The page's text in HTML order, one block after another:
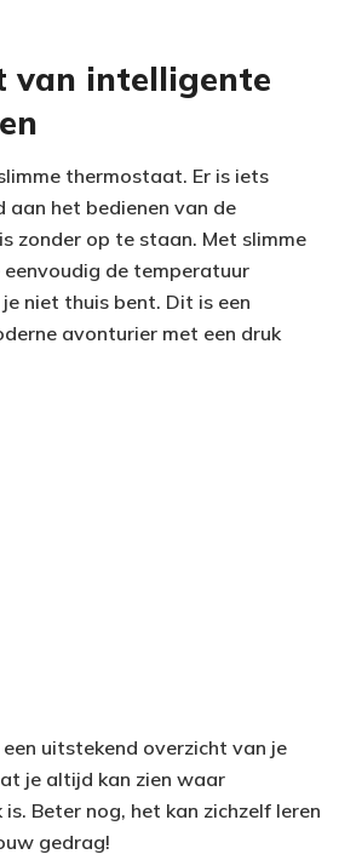
van intelligente
thermostaat. Er is iets
aan het bedienen van de
zonder op te staan. Met slimme
de temperatuur
niet thuis bent. Dit is een
avonturier met een druk
uitstekend overzicht van je
je altijd kan zien waar
Beter nog, het kan zichzelf leren
gedrag!